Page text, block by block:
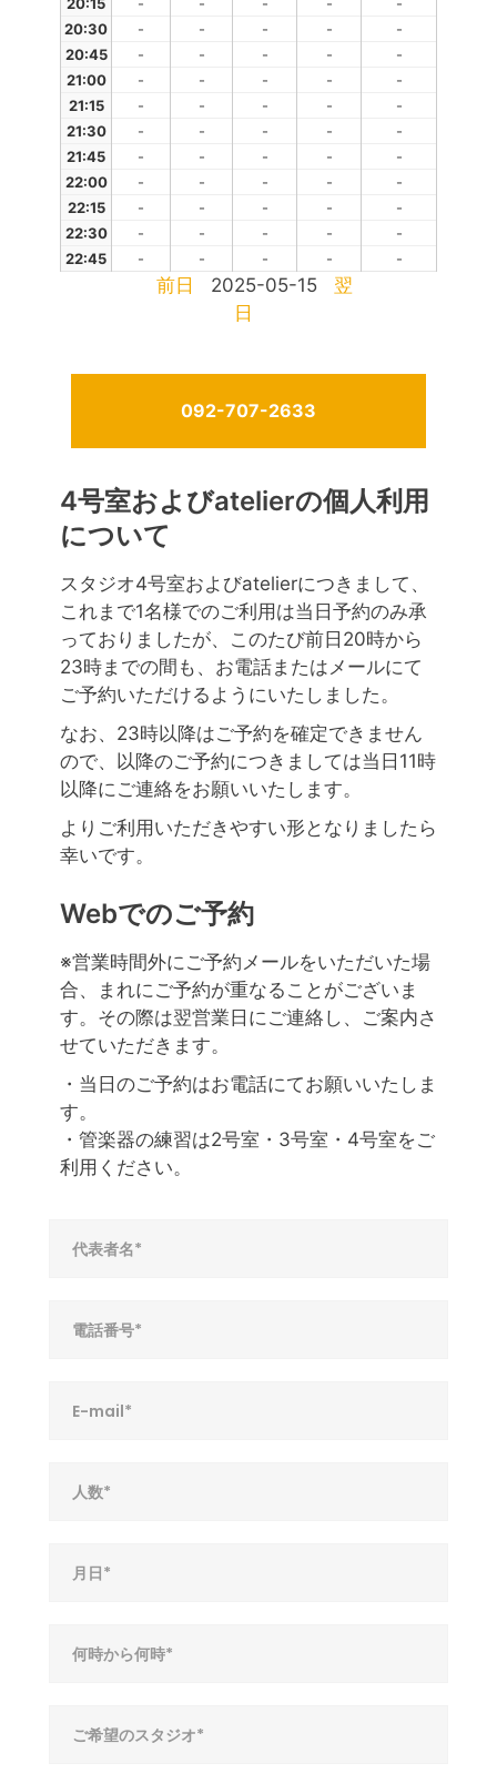
20:30
- - - -
-
20:45
- - - -
-
21:00
- - - -
-
21:15
- - - -
-
21:30
- - - -
-
21:45
- - - -
-
22:00
- - - -
-
22:15
- - - -
-
22:30
- - - -
-
22:45
- - - - -
前日 2025-05-15
翌
日
092-707-2633
4号室およびatelierの個人利用
について
スタジオ4号室およびatelierにつきまして、
これまで1名様でのご利用は当日予約のみ承
っておりましたが、このたび前日20時から
23時までの間も、お電話またはメールにて
ご予約いただけるようにいたしました。
なお、23時以降はご予約を確定できません
ので、以降のご予約につきましては当日11時
以降にご連絡をお願いいたします。
よりご利用いただきやすい形となりましたら
幸いです。
Webでのご予約
※営業時間外にご予約メールをいただいた場
合、まれにご予約が重なることがございま
す。その際は翌営業日にご連絡し、ご案内さ
せていただきます。
・当日のご予約はお電話にてお願いいたしま
す。
・管楽器の練習は2号室・3号室・4号室をご
利用ください。